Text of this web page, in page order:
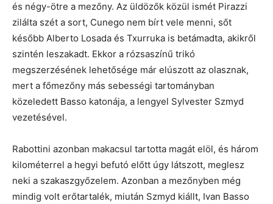
és négy-ötre a mezőny. Az üldözők közül ismét Pirazzi
zilálta szét a sort, Cunego nem bírt vele menni, sőt
később Alberto Losada és Txurruka is betámadta, akikről
szintén leszakadt. Ekkor a rózsaszínű trikó
megszerzésének lehetősége már elúszott az olasznak,
mert a főmezőny más sebességi tartományban
közeledett Basso katonája, a lengyel Sylvester Szmyd
vezetésével.
Rabottini azonban makacsul tartotta magát elöl, és három
kilométerrel a hegyi befutó előtt úgy látszott, meglesz
neki a szakaszgyőzelem. Azonban a mezőnyben még
mindig volt erőtartalék, miután Szmyd kiállt, Ivan Basso